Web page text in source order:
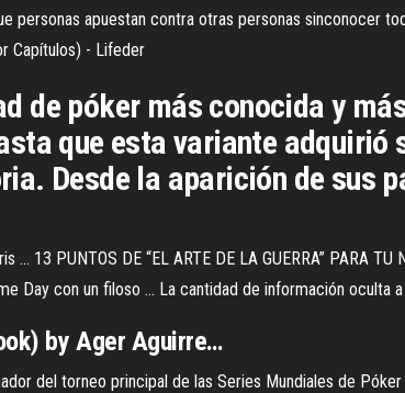
personas apuestan contra otras personas sinconocer
Capítulos) - Lifeder
de póker más conocida y
que esta variante adquirió
Desde la aparición de sus
13 PUNTOS DE “EL ARTE DE LA GUERRA” PARA TU
Day con un filoso ... La cantidad de información oculta
by Ager Aguirre…
del torneo principal de las Series Mundiales de